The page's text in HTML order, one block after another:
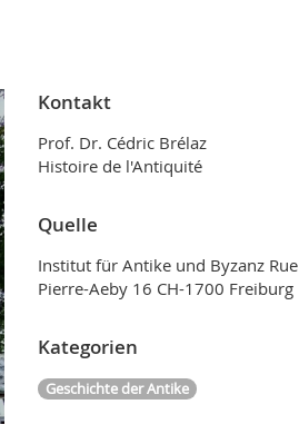
Kontakt
Prof. Dr. Cédric Brélaz
Histoire de l'Antiquité
Quelle
Institut für Antike und Byzanz Rue
Pierre-Aeby 16 CH-1700 Freiburg
Kategorien
Geschichte der Antike